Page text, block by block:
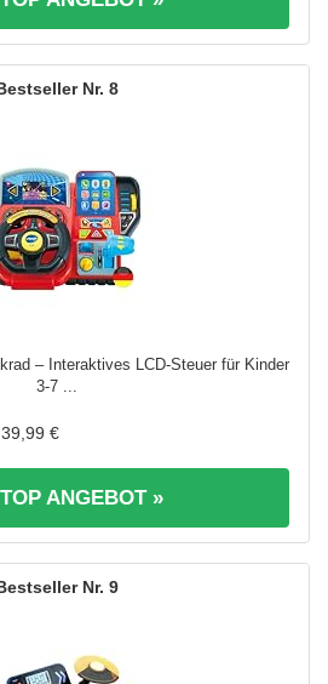
8
– Interaktives LCD-Steuer für Kinder
3-7 ...
39,99 €
ANGEBOT »
9